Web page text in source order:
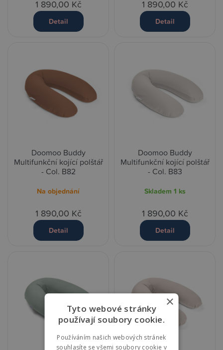
1 890,00 Kč
Detail
1 890,00 Kč
Detail
Doomoo Buddy
Multifunkční kojící polštář
- Col. B82
Na objednání
1 890,00 Kč
Detail
Doomoo Buddy
Multifunkční kojící polštář
- Col. B83
Skladem 1 ks
1 890,00 Kč
Detail
×
Tyto webové stránky
používají soubory cookie.
Používáním našich webových stránek
souhlasíte se všemi soubory cookie v